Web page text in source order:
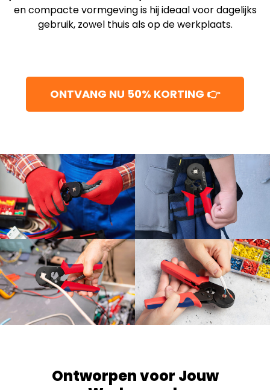
en compacte vormgeving is hij ideaal voor dagelijks
gebruik, zowel thuis als op de werkplaats.
ONTVANG NU 50% KORTING 👉
Ontworpen voor Jouw